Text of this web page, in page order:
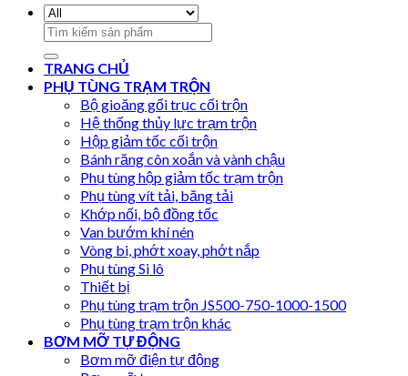
Search
for:
TRANG CHỦ
PHỤ TÙNG TRẠM TRỘN
Bộ gioăng gối trục cối trộn
Hệ thống thủy lực trạm trộn
Hộp giảm tốc cối trộn
Bánh răng côn xoắn và vành chậu
Phụ tùng hộp giảm tốc trạm trộn
Phụ tùng vít tải, băng tải
Khớp nối, bộ đồng tốc
Van bướm khí nén
Vòng bi, phớt xoay, phớt nắp
Phụ tùng Si lô
Thiết bị
Phụ tùng trạm trộn JS500-750-1000-1500
Phụ tùng trạm trộn khác
BƠM MỠ TỰ ĐỘNG
Bơm mỡ điện tự động